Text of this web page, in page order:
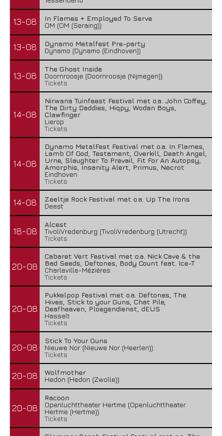
13-08
In Flames + Employed To Serve
OM (OM (Seraing))
13-08
Dynamo Metalfest Pre-party
Dynamo (Dynamo (Eindhoven))
13-08
The Ghost Inside
Doornroosje (Doornroosje (Nijmegen))
Tickets
14-08
Nirwana Tuinfeest Festival met o.a. John Coffey,
The Dirty Daddies, Hiqpy, Wodan Boys,
Clawfinger
Lierop
Tickets
14-08
Dynamo MetalFest Festival met o.a. In Flames,
Lamb Of God, Testament, Overkill, Death Angel,
Urne, Slaughter To Prevail, Fit For An Autopsy,
Amorphis, Insanity Alert, Primus, Necrot
Eindhoven
Tickets
14-08
Zeeltje Rock Festival met o.a. Up The Irons
Deest
18-08
Alcest
TivoliVredenburg (TivoliVredenburg (Utrecht))
Tickets
20-08
Cabaret Vert Festival met o.a. Nick Cave & the
Bad Seeds, Deftones, Body Count feat. Ice-T
Charleville-Mézières
Tickets
20-08
Pukkelpop Festival met o.a. Deftones, The
Hives, Stick to your Guns, Chat Pile,
Deafheaven, Ploegendienst, dEUS
Hasselt
Tickets
20-08
Stick To Your Guns
Nieuwe Nor (Nieuwe Nor (Heerlen))
Tickets
20-08
Wolfmother
Hedon (Hedon (Zwolle))
20-08
Racoon
Openluchttheater Hertme (Openluchttheater
Hertme (Hertme))
Tickets